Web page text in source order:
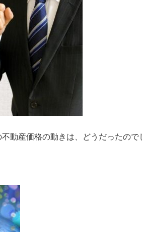
動産価格の動きは、どうだったので